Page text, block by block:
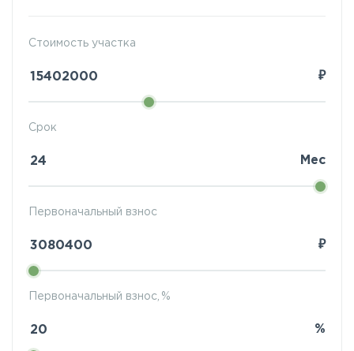
Стоимость участка
₽
Первоначальный взнос
₽
Срок
Мес
Первоначальный взнос, %
%